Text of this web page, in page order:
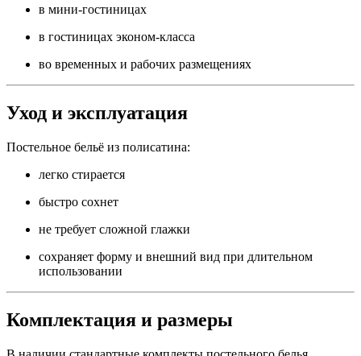
в мини-гостиницах
в гостиницах эконом-класса
во временных и рабочих размещениях
Уход и эксплуатация
Постельное бельё из полисатина:
легко стирается
быстро сохнет
не требует сложной глажки
сохраняет форму и внешний вид при длительном
использовании
Комплектация и размеры